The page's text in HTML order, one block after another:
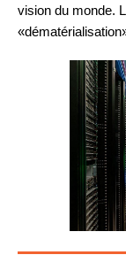
vision du monde.